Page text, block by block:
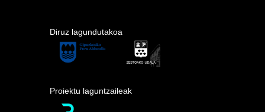
Diruz lagundutakoa
Proiektu laguntzaileak